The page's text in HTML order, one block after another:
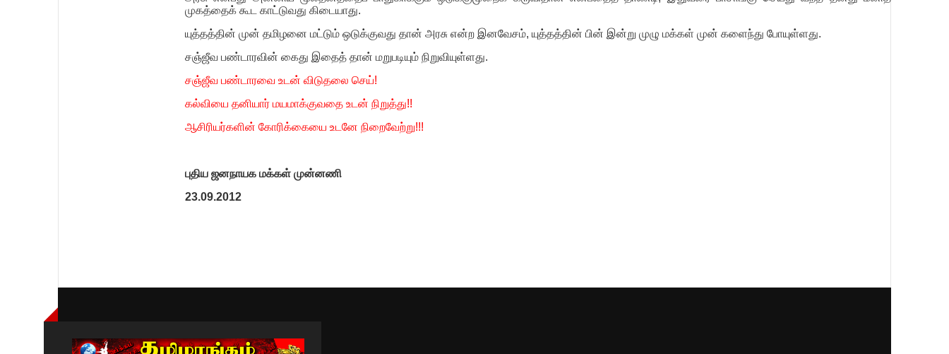
முகத்தைக் கூட காட்டுவது கிடையாது.
யுத்தத்தின் முன் தமிழனை மட்டும் ஒடுக்குவது தான் அரசு என்ற இனவேசம், யுத்தத்தின் பின் இன்று முழு மக்கள் முன் களைந்து போயுள்ளது.
சஞ்ஜீவ பண்டாரவின் கைது இதைத் தான் மறுபடியும் நிறுவியுள்ளது.
சஞ்ஜீவ பண்டாரவை உடன் விடுதலை செய்!
கல்வியை தனியார் மயமாக்குவதை உடன் நிறுத்து!!
ஆசிரியர்களின் கோரிக்கையை உடனே நிறைவேற்று!!!
புதிய ஜனநாயக மக்கள் முன்னணி
23.09.2012